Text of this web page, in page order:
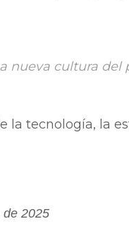
nueva cultura del
la tecnología, la
de 2025